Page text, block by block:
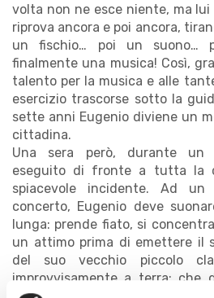
volta non ne esce niente, ma
riprova ancora e poi ancora,
un fischio… poi un suono…
finalmente una musica! Così,
talento per la musica e alle
esercizio trascorse sotto la
sette anni Eugenio diviene un
cittadina.
Una sera però, durante un
eseguito di fronte a tutta la
spiacevole incidente. Ad
concerto, Eugenio deve
lunga: prende fiato, si
un attimo prima di emettere il
del suo vecchio piccolo
improvvisamente a terra: che